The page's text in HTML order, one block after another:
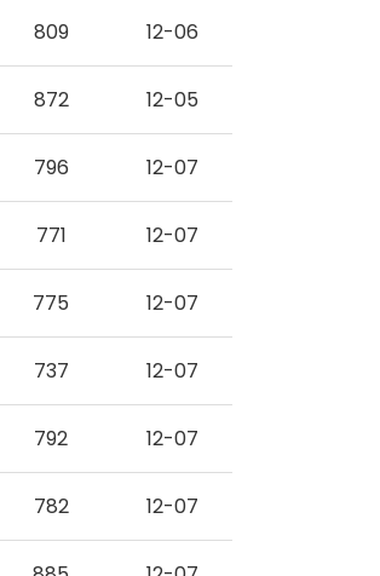
809 12-06
872 12-05
796 12-07
771 12-07
775 12-07
737 12-07
792 12-07
782 12-07